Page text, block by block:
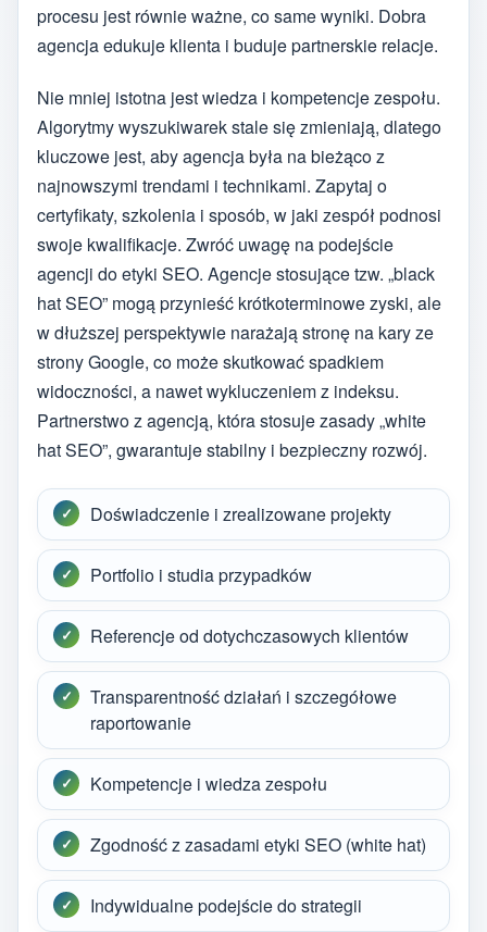
procesu jest równie ważne, co same wyniki. Dobra
agencja edukuje klienta i buduje partnerskie relacje.
Nie mniej istotna jest wiedza i kompetencje zespołu.
Algorytmy wyszukiwarek stale się zmieniają, dlatego
kluczowe jest, aby agencja była na bieżąco z
najnowszymi trendami i technikami. Zapytaj o
certyfikaty, szkolenia i sposób, w jaki zespół podnosi
swoje kwalifikacje. Zwróć uwagę na podejście
agencji do etyki SEO. Agencje stosujące tzw. „black
hat SEO” mogą przynieść krótkoterminowe zyski, ale
w dłuższej perspektywie narażają stronę na kary ze
strony Google, co może skutkować spadkiem
widoczności, a nawet wykluczeniem z indeksu.
Partnerstwo z agencją, która stosuje zasady „white
hat SEO”, gwarantuje stabilny i bezpieczny rozwój.
Doświadczenie i zrealizowane projekty
Portfolio i studia przypadków
Referencje od dotychczasowych klientów
Transparentność działań i szczegółowe
raportowanie
Kompetencje i wiedza zespołu
Zgodność z zasadami etyki SEO (white hat)
Indywidualne podejście do strategii